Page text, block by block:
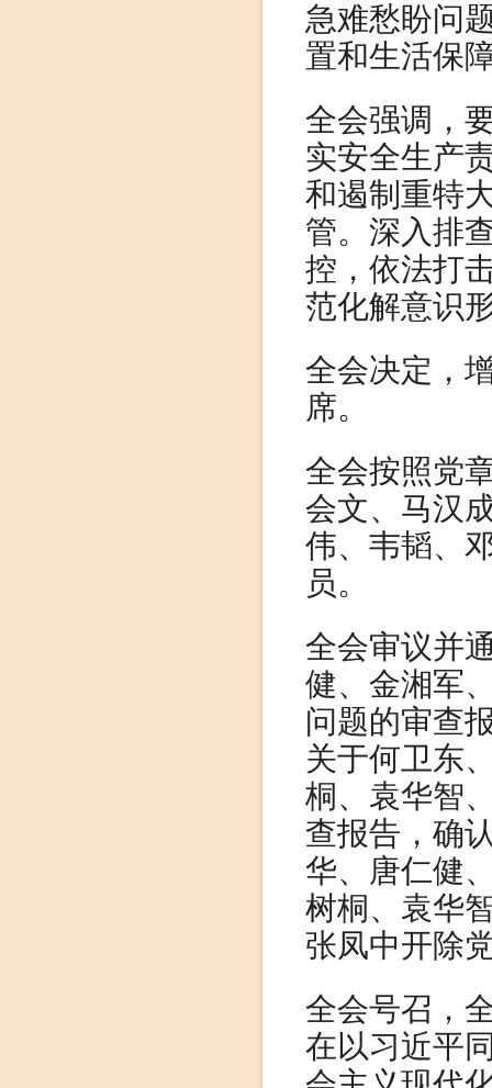
急难愁盼问
置和生活保
全会强调，
实安全生产
和遏制重特
管。深入排
控，依法打
范化解意识
全会决定，
席。
全会按照党
会文、马汉
伟、韦韬、
员。
全会审议并
健、金湘军
问题的审查
关于何卫东
桐、袁华智
查报告，确
华、唐仁健
树桐、袁华
张凤中开除
全会号召，
在以习近平